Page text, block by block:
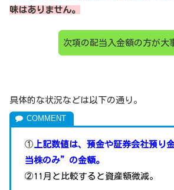
味はありません。
次項の配当入金額の方が大
具体的な状況などは以下の通り。
① 上記数値は、預金や証券会社預り
当株のみ”の金額。
②11月と比較すると資産額微減。